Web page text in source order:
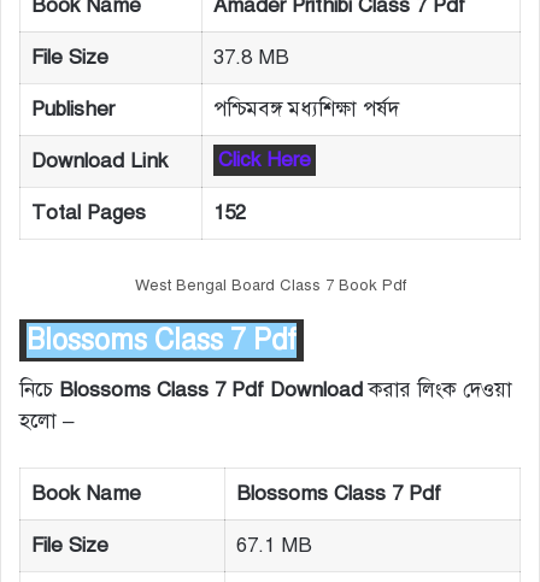
File Size 37.8 MB
Publisher পশ্চিমবঙ্গ মধ্যশিক্ষা পর্ষদ
Download Link Click Here
Total Pages 152
West Bengal Board Class 7 Book Pdf
Blossoms Class 7 Pdf
নিচে Blossoms Class 7 Pdf Downloadকরার লিংক দেওয়া
হলো –
Book Name Blossoms Class 7 Pdf
File Size 67.1 MB